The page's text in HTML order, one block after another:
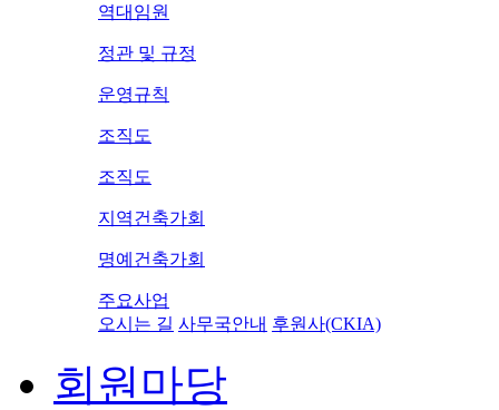
역대임원
정관 및 규정
운영규칙
조직도
조직도
지역건축가회
명예건축가회
주요사업
오시는 길 사무국안내 후원사(CKIA)
회원마당